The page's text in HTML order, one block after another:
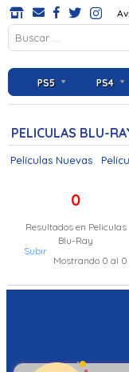
PS5 PS4
PELICULAS BLU-
Películas Nuevas
0
Resultados en Peliculas
Blu-Ray
Subir
Mostrando 0 al 0